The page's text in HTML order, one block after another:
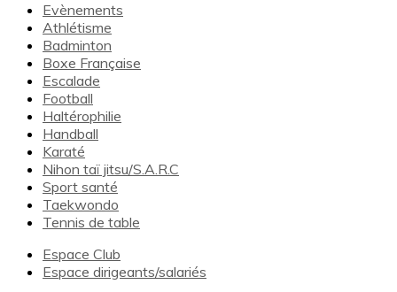
Evènements
Athlétisme
Badminton
Boxe Française
Escalade
Football
Haltérophilie
Handball
Karaté
Nihon taï jitsu/S.A.R.C
Sport santé
Taekwondo
Tennis de table
Espace Club
Espace dirigeants/salariés